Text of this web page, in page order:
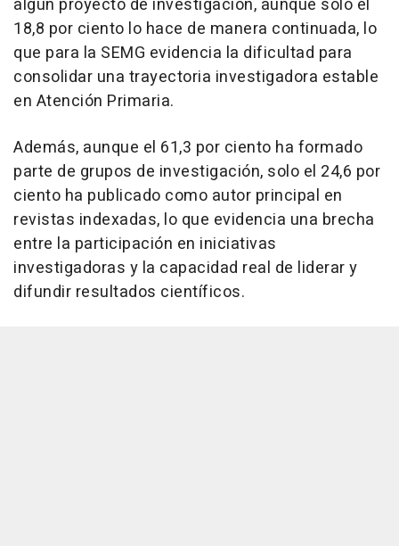
algún proyecto de investigación, aunque solo el
18,8 por ciento lo hace de manera continuada, lo
que para la SEMG evidencia la dificultad para
consolidar una trayectoria investigadora estable
en Atención Primaria.
Además, aunque el 61,3 por ciento ha formado
parte de grupos de investigación, solo el 24,6 por
ciento ha publicado como autor principal en
revistas indexadas, lo que evidencia una brecha
entre la participación en iniciativas
investigadoras y la capacidad real de liderar y
difundir resultados científicos.